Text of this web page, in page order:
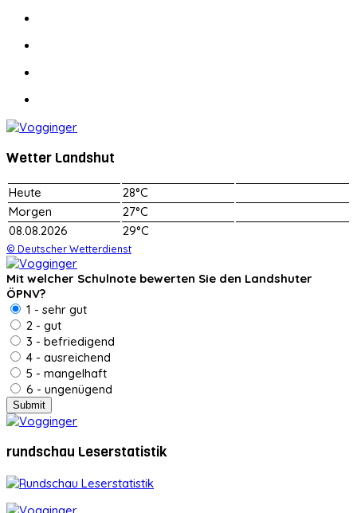
Wetter Landshut
Heute
28°C
Morgen
27°C
08.08.2026
29°C
© Deutscher Wetterdienst
Mit welcher Schulnote bewerten Sie den Landshuter
ÖPNV?
1 - sehr gut
2 - gut
3 - befriedigend
4 - ausreichend
5 - mangelhaft
6 - ungenügend
rundschau Leserstatistik